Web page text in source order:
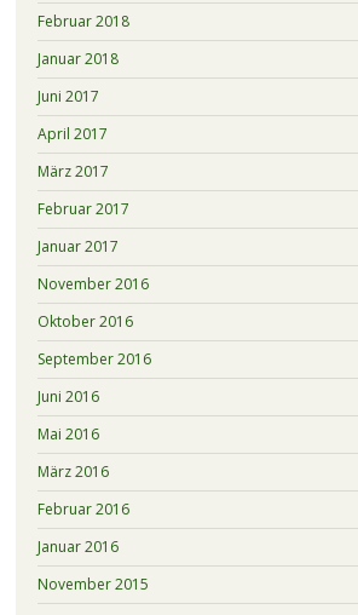
Februar 2018
Januar 2018
Juni 2017
April 2017
März 2017
Februar 2017
Januar 2017
November 2016
Oktober 2016
September 2016
Juni 2016
Mai 2016
März 2016
Februar 2016
Januar 2016
November 2015